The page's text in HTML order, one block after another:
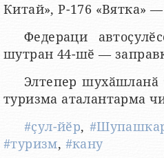
Китай», Р-176 «Вятка»
Федераци
шутран 44-шӗ —
Элтепер
туризма аталантарма
#ҫул-йӗр,
#туризм, #кану